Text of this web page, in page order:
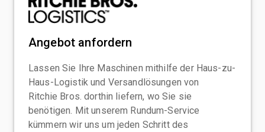
Angebot anfordern
Lassen Sie Ihre Maschinen mithilfe der Haus-zu-
Haus-Logistik und Versandlösungen von
Ritchie Bros. dorthin liefern, wo Sie sie
benötigen. Mit unserem Rundum-Service
kümmern wir uns um jeden Schritt des